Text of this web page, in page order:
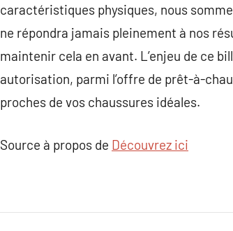
caractéristiques physiques, nous
ne répondra jamais pleinement à nos
maintenir cela en avant. L’enjeu de ce
autorisation, parmi l’offre de prêt-à-
proches de vos chaussures idéales.
Source à propos de Découvrez ici